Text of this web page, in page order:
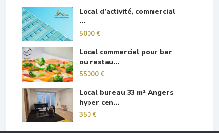
Local d’activité, commercial
...
5000 €
Local commercial pour bar
ou restau...
55000 €
Local bureau 33 m² Angers
hyper cen...
350 €